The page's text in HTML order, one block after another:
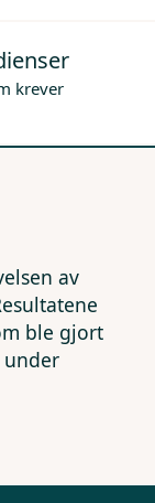
krever
av
ble gjort